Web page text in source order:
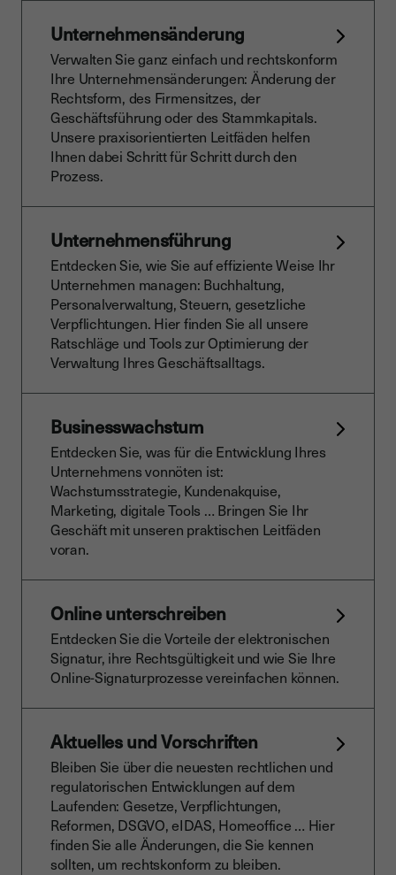
Unternehmensänderung
Verwalten Sie ganz einfach und rechtskonform
Ihre Unternehmensänderungen: Änderung der
Rechtsform, des Firmensitzes, der
Geschäftsführung oder des Stammkapitals.
Unsere praxisorientierten Leitfäden helfen
Ihnen dabei Schritt für Schritt durch den
Prozess.
Unternehmensführung
Entdecken Sie, wie Sie auf effiziente Weise Ihr
Unternehmen managen: Buchhaltung,
Personalverwaltung, Steuern, gesetzliche
Verpflichtungen. Hier finden Sie all unsere
Ratschläge und Tools zur Optimierung der
Verwaltung Ihres Geschäftsalltags.
Businesswachstum
Entdecken Sie, was für die Entwicklung Ihres
Unternehmens vonnöten ist:
Wachstumsstrategie, Kundenakquise,
Marketing, digitale Tools … Bringen Sie Ihr
Geschäft mit unseren praktischen Leitfäden
voran.
Online unterschreiben
Entdecken Sie die Vorteile der elektronischen
Signatur, ihre Rechtsgültigkeit und wie Sie Ihre
Online-Signaturprozesse vereinfachen können.
Aktuelles und Vorschriften
Bleiben Sie über die neuesten rechtlichen und
regulatorischen Entwicklungen auf dem
Laufenden: Gesetze, Verpflichtungen,
Reformen, DSGVO, eIDAS, Homeoffice … Hier
finden Sie alle Änderungen, die Sie kennen
sollten, um rechtskonform zu bleiben.